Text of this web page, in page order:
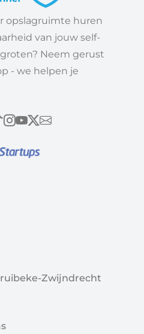
opslagruimte huren
van jouw self-
Neem gerust
- we helpen je
Zwijndrecht